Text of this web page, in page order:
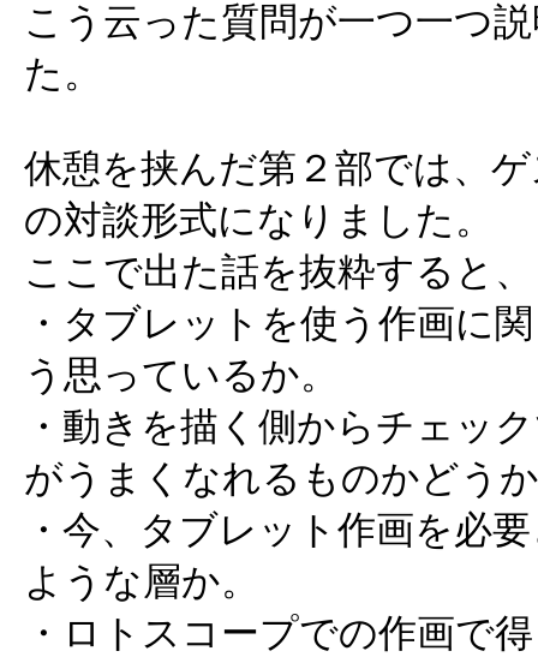
こう云った質問が一つ一つ
た。
休憩を挟んだ第２部では、
の対談形式になりました。
ここで出た話を抜粋すると、
・タブレットを使う作画に
う思っているか。
・動きを描く側からチェッ
がうまくなれるものかどう
・今、タブレット作画を必
ような層か。
・ロトスコープでの作画で